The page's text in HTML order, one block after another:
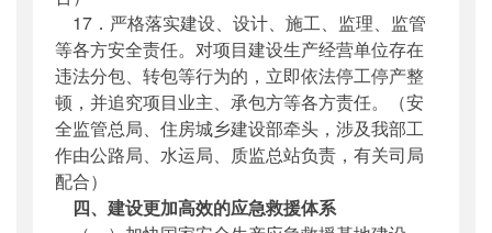
17．严格落实建设、设计、施工、监理、监管
等各方安全责任。对项目建设生产经营单位存在
违法分包、转包等行为的，立即依法停工停产整
顿，并追究项目业主、承包方等各方责任。（安
全监管总局、住房城乡建设部牵头，涉及我部工
作由公路局、水运局、质监总站负责，有关司局
配合）
四、建设更加高效的应急救援体系